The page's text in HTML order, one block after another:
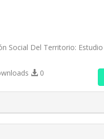
Social Del Territorio:
0